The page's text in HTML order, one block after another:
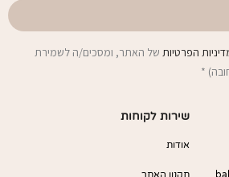
הפרטיות של האתר, ומסכים/ה לשמירת
*
שירות לקוחות
אודות
תקנון האתר